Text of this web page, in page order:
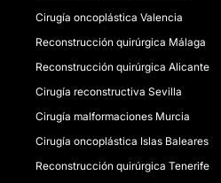
Cirugía oncoplástica Valencia
Reconstrucción quirúrgica Málaga
Reconstrucción quirúrgica Alicante
Cirugía reconstructiva Sevilla
Cirugía malformaciones Murcia
Cirugía oncoplástica Islas Baleares
Reconstrucción quirúrgica Tenerife